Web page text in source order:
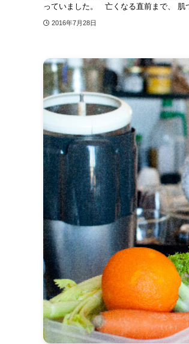
っていました。 亡くなる直前まで、 肌
2016年7月28日